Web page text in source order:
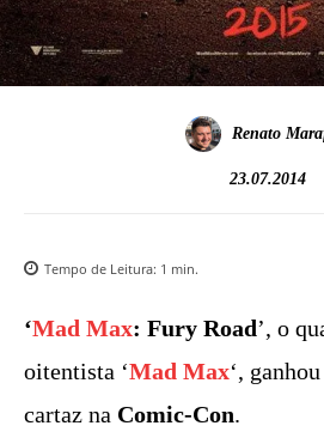
Renato
23.07.2014
Tempo de Leitura: 1 min.
‘Mad Max: Fury Road’, o
oitentista ‘Mad Max‘,
cartaz na Comic-Con.